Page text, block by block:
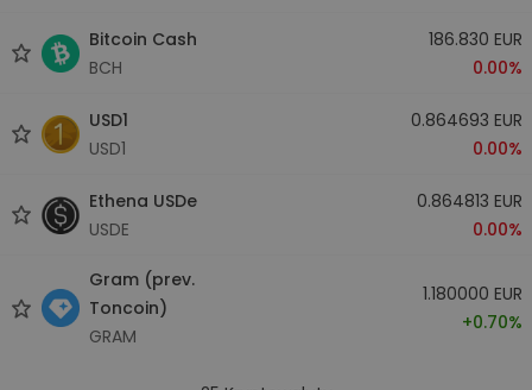
Bitcoin Cash
BCH
186.830 EUR
0.00%
USD1
USD1
0.864693 EUR
0.00%
Ethena USDe
USDE
0.864813 EUR
0.00%
Gram (prev.
Toncoin)
GRAM
1.180000 EUR
+0.70%